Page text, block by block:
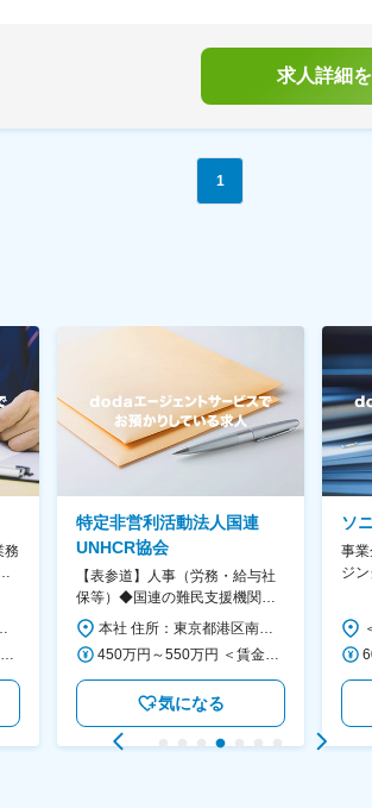
求人詳細
1
務
特定非営利活動法人国連
UNHCR協会
【表参道】人事（労務・給与社
保等）◆国連の難民支援機関の
活動を支える日本公式支援窓口
◆正職員登用前提
気になる
ソ
事
ジ